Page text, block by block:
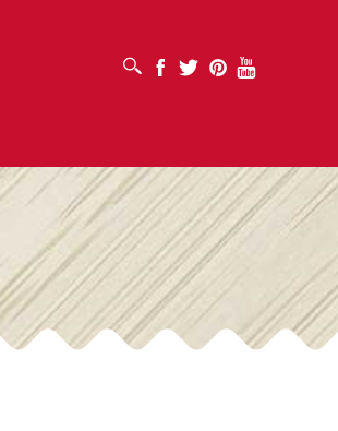
เปิดช่องค้นหา Facebook
Twitter PinterestYoutube